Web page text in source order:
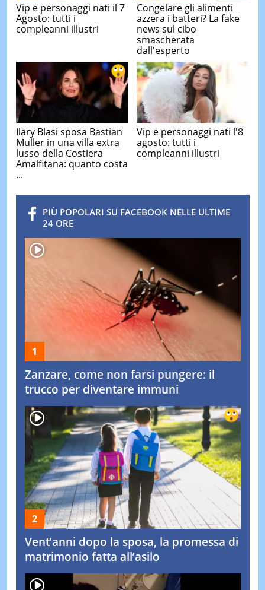
Vip e personaggi nati il 7
Agosto: tutti i
compleanni illustri
Congelare gli alimenti
azzera i batteri? La fake
news sul cibo
smascherata
dall'esperto
Ilary Blasi sposa Bastian
Muller in una villa extra
lusso della Costiera
Amalfitana: quanto costa
...
Vip e personaggi nati l'8
agosto: tutti i
compleanni illustri
PIÙ POPOLARI SU FACEBOOK NELLE ULTIME
24 ORE
Zanzare, come non farsi pungere: il
trucco per diventare immuni
Vent’anni dopo la sposa, la promessa di
matrimonio fatta all’asilo